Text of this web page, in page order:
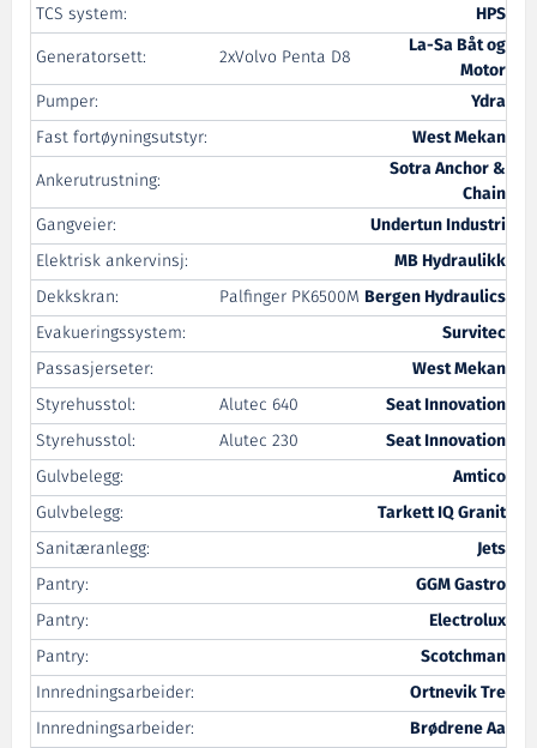
TCS system:
HPS
Generatorsett:
2xVolvo Penta D8
La-Sa Båt og
Motor
Pumper:
Ydra
Fast fortøyningsutstyr:
West Mekan
Ankerutrustning:
Sotra Anchor &
Chain
Gangveier:
Undertun Industri
Elektrisk ankervinsj:
MB Hydraulikk
Dekkskran:
Palfinger PK6500M Bergen Hydraulics
Evakueringssystem:
Survitec
Passasjerseter:
West Mekan
Styrehusstol:
Alutec 640
Seat Innovation
Styrehusstol:
Alutec 230
Seat Innovation
Gulvbelegg:
Amtico
Gulvbelegg:
Tarkett IQ Granit
Sanitæranlegg:
Jets
Pantry:
GGM Gastro
Pantry:
Electrolux
Pantry:
Scotchman
Innredningsarbeider:
Ortnevik Tre
Innredningsarbeider:
Brødrene Aa